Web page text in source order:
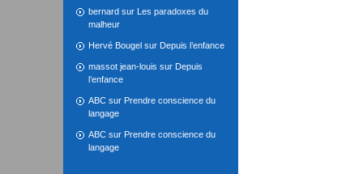
bernard sur Les paradoxes du
malheur
Hervé Bougel sur Depuis l’enfance
massot jean-louis sur Depuis
l’enfance
ABC sur Prendre conscience du
langage
ABC sur Prendre conscience du
langage